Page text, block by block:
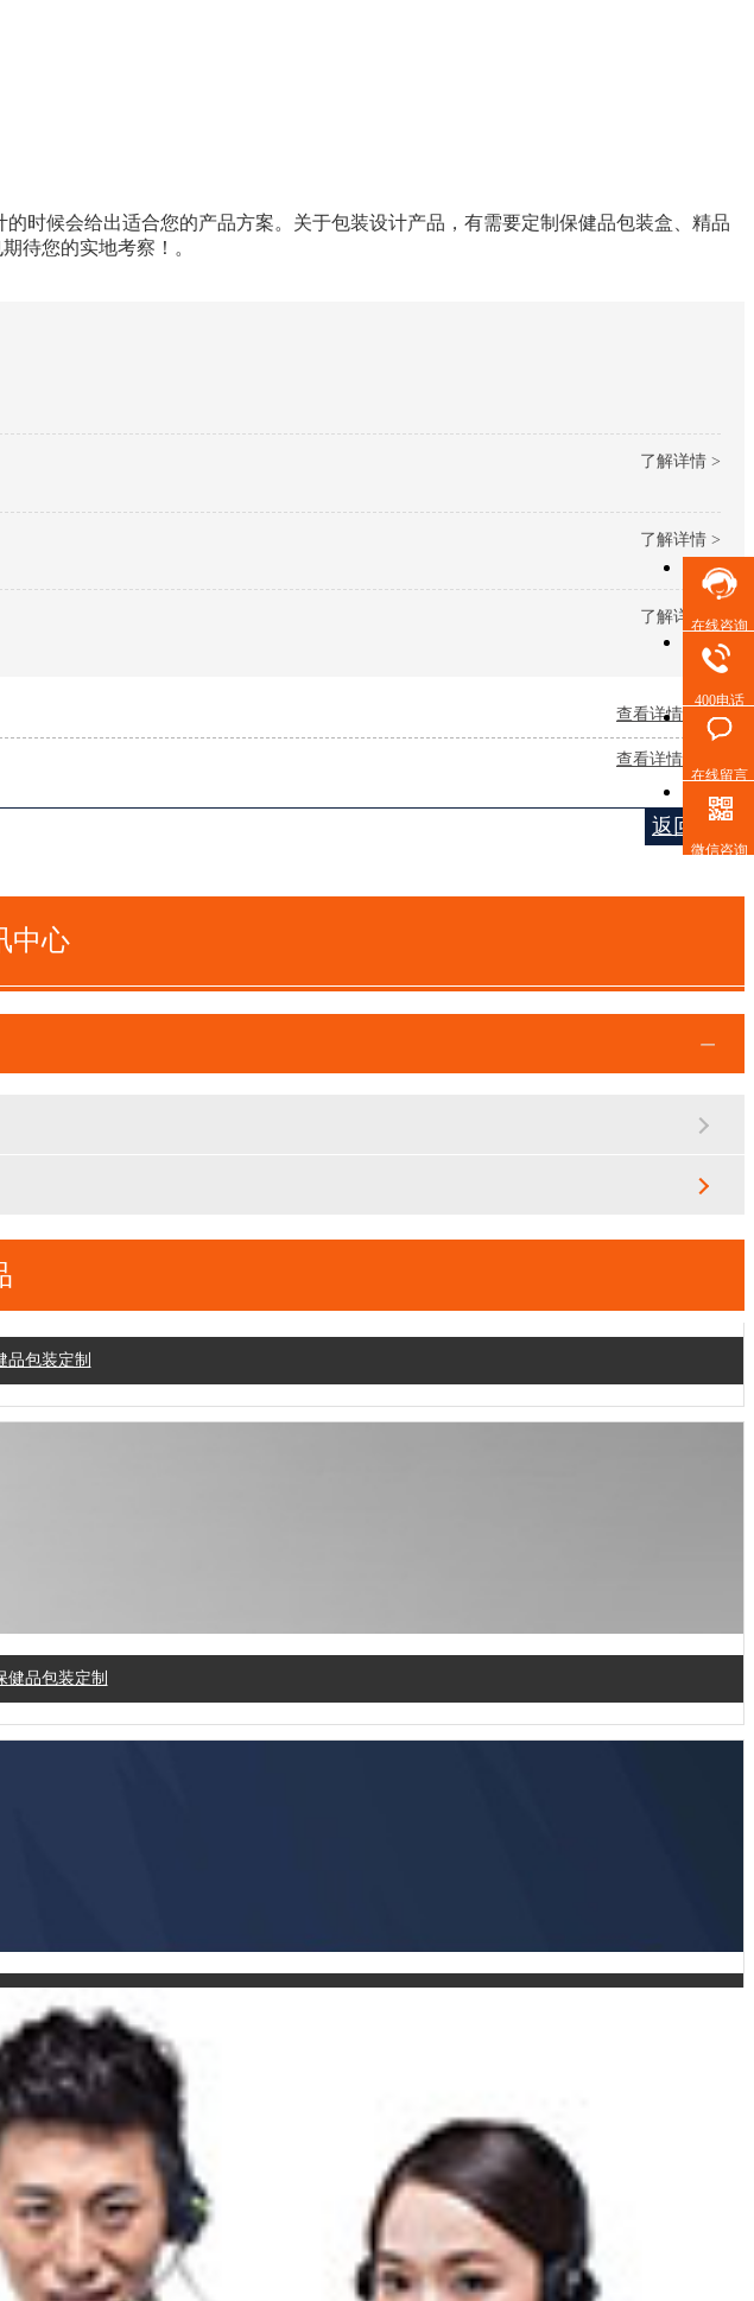
时候会给出适合您的产品方案。关于包装设计产品，有需要定制保健品包装盒、精品
待您的实地考察！。
了解详情 >
了解详情 >
了解详情 >
查看详情 +
查看详情 +
返回列表
中心
制折叠礼盒
品包装定制
健品包装定制
品包装定制
品包装定制
在线咨询
400电话
在线留言
微信咨询